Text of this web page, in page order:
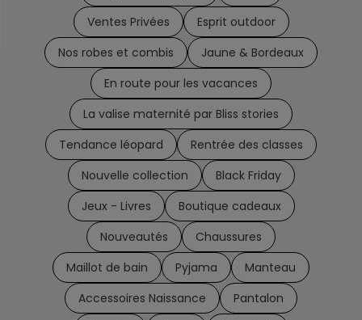
Ventes Privées
Esprit outdoor
Nos robes et combis
Jaune & Bordeaux
En route pour les vacances
La valise maternité par Bliss stories
Tendance léopard
Rentrée des classes
Nouvelle collection
Black Friday
Jeux - Livres
Boutique cadeaux
Nouveautés
Chaussures
Maillot de bain
Pyjama
Manteau
Accessoires Naissance
Pantalon